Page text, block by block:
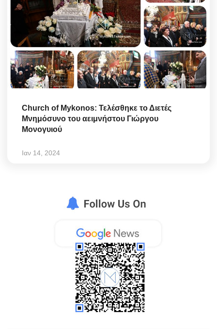
Church of Mykonos: Τελέσθηκε το Διετές
Μνημόσυνο του αειμνήστου Γιώργου
Μονογυιού
Ιαν 14, 2024